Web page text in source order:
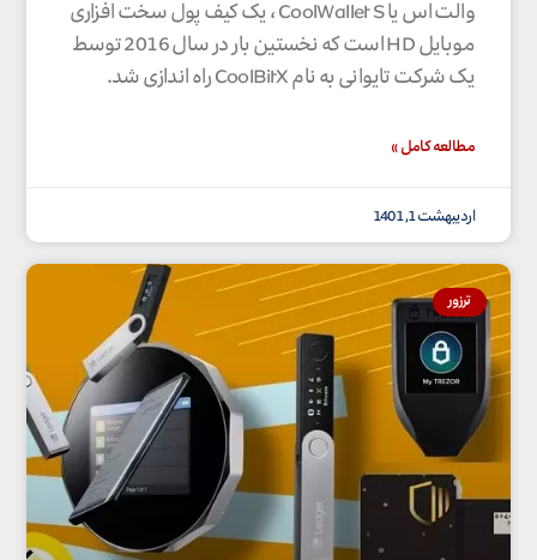
والت اس یا CoolWallet S ، یک کیف پول سخت افزاری
موبایل HD است که نخستین بار در سال 2016 توسط
یک شرکت تایوانی به نام CoolBitX راه اندازی شد.
مطالعه کامل »
اردیبهشت 1, 1401
ترزور